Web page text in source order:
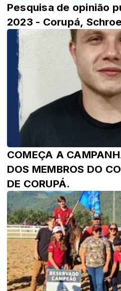
Pesquisa de opinião
2023 - Corupá,
COMEÇA A
DOS MEMBROS DO
DE CORUPÁ.